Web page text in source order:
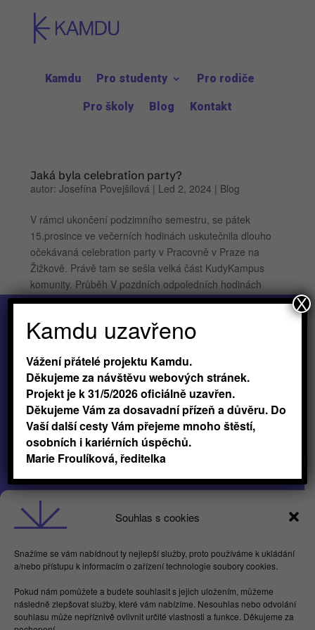
Souhlas s cookies
Snažíme se vám nabídnout ty nejlepší služby, proto používáme k ukládání
a/nebo přístupu k informacím o zařízení technologie soubory cookies.
Pokud nám pomůžete a budete souhlasit s jejich uložením, můžeme
následně zlepšovat služby, které vám nabízíme. Nesouhlas nebo odvolání
souhlasu může nepříznivě ovlivnit určité vlastnosti a funkce. Děkujeme za
Kamdu Pro studenty Pro rodiče
Pro školy Blog Kontakt
Jaká byla celebration party?
autor:Josefína Povejšilová | Led 2, 2024 | Blog
V rámci ukončení podzimního semestru, se pátek
15.prosince ve večerních hodinách uskutečnila dlouho
očekávaná celebration party v Pracovně v Praze na
Žižkově. Právě tam se sešla velká část KudyKampus
komunity. Průběh V pozdních odpoledních hodinách
se na místě, kde se...
Obchodní podmínky
GDPR
Butterflies For Future, z.ú. Londýnská 254/7,
Vinohrady
Praha 2 120 00
IČ 17615755
Kamdu uzavřeno
Vážení přátelé projektu Kamdu.
Děkujeme za návštěvu webových stránek.
Projekt je k 31/5/2026 oficiálně uzavřen.
Děkujeme Vám za dosavadní přízeň a důvěru. Do
Vaší další cesty Vám přejeme mnoho štěstí,
osobních i kariérních úspěchů.
Marie Froulíková, ředitelka
X